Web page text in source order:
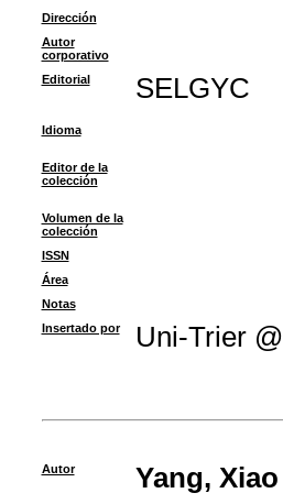
Dirección
Autor
corporativo
Editorial
SELGYC
Idioma
Editor de la
colección
Volumen de la
colección
ISSN
Área
Notas
Insertado por
Uni-Trier
Autor Yang, Xiao